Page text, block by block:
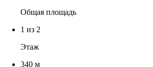
Общая площадь
1 из 2
Этаж
340 м